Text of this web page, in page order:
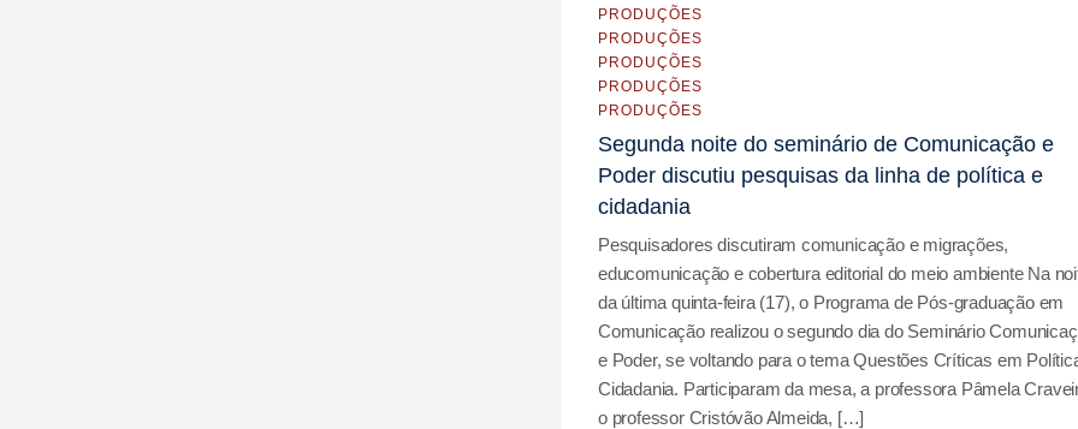
PRODUÇÕES
PRODUÇÕES
PRODUÇÕES
PRODUÇÕES
PRODUÇÕES
Segunda noite do seminário de Comunicação e
Poder discutiu pesquisas da linha de política e
cidadania
Pesquisadores discutiram comunicação e migrações,
educomunicação e cobertura editorial do meio ambiente Na
da última quinta-feira (17), o Programa de Pós-graduação em
Comunicação realizou o segundo dia do Seminário
e Poder, se voltando para o tema Questões Críticas em
Cidadania. Participaram da mesa, a professora Pâmela
o professor Cristóvão Almeida, […]